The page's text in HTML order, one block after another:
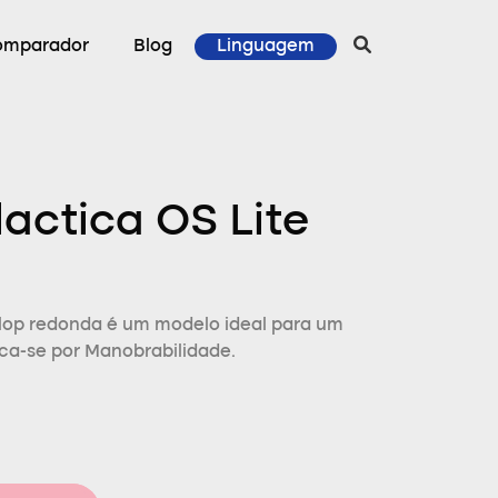
Blog Linguagem
OS Lite
redonda é um modelo ideal para um
se por Manobrabilidade.